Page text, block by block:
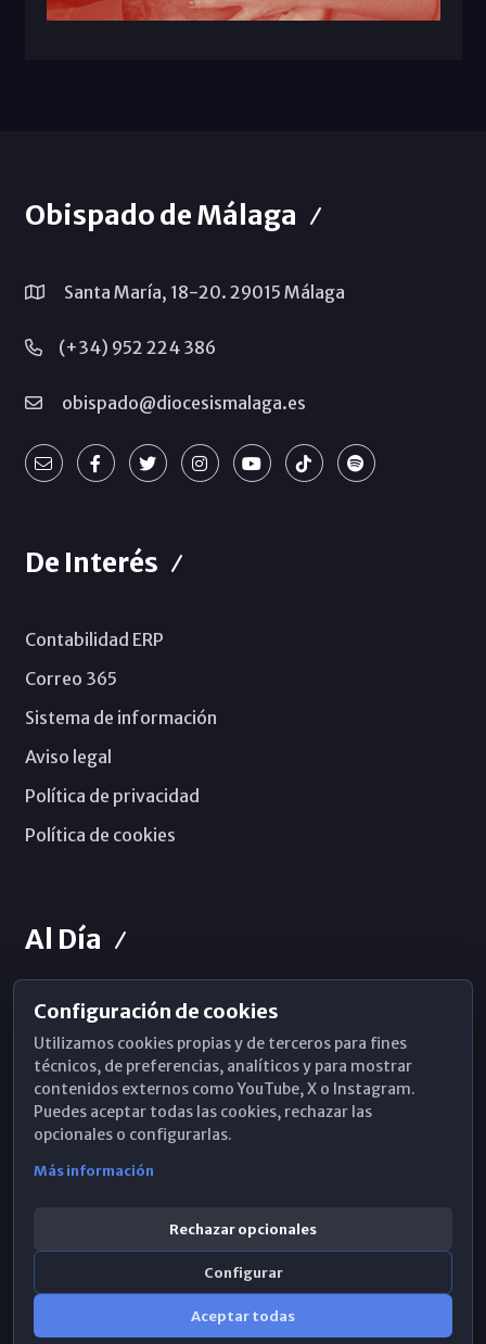
Obispado de Málaga
Santa María, 18-20. 29015 Málaga
(+34) 952 224 386
obispado@diocesismalaga.es
De Interés
Contabilidad ERP
Correo 365
Sistema de información
Aviso legal
Política de privacidad
Política de cookies
Al Día
Horarios de Misa
Hemeroteca
WhatsApp
Configuración de cookies
Utilizamos cookies propias y de terceros para fines
técnicos, de preferencias, analíticos y para mostrar
contenidos externos como YouTube, X o Instagram.
Puedes aceptar todas las cookies, rechazar las
opcionales o configurarlas.
Más información
Rechazar opcionales
Configurar
Aceptar todas